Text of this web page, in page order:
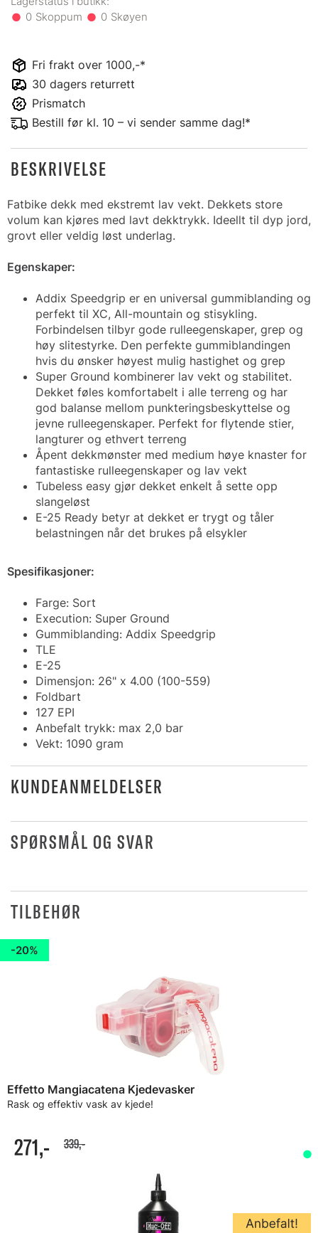
0 0
Fri frakt over 1000,-*
30 dagers returrett
Prismatch
Bestill før kl. 10 – vi sender samme dag!*
BESKRIVELSE
Fatbike dekk med ekstremt lav vekt. Dekkets store
volum kan kjøres med lavt dekktrykk. Ideellt til dyp jord,
grovt eller veldig løst underlag.
Egenskaper:
Addix Speedgrip er en universal gummiblanding og
perfekt til XC, All-mountain og stisykling.
Forbindelsen tilbyr gode rulleegenskaper, grep og
høy slitestyrke. Den perfekte gummiblandingen
hvis du ønsker høyest mulig hastighet og grep
Super Ground kombinerer lav vekt og stabilitet.
Dekket føles komfortabelt i alle terreng og har
god balanse mellom punkteringsbeskyttelse og
jevne rulleegenskaper. Perfekt for flytende stier,
langturer og ethvert terreng
Åpent dekkmønster med medium høye knaster for
fantastiske rulleegenskaper og lav vekt
Tubeless easy gjør dekket enkelt å sette opp
slangeløst
E-25 Ready betyr at dekket er trygt og tåler
belastningen når det brukes på elsykler
Spesifikasjoner:
Farge: Sort
Execution: Super Ground
Gummiblanding: Addix Speedgrip
TLE
E-25
Dimensjon: 26" x 4.00 (100-559)
Foldbart
127 EPI
Anbefalt trykk: max 2,0 bar
Vekt: 1090 gram
KUNDEANMELDELSER
SPØRSMÅL OG SVAR
TILBEHØR
20%
Effetto Mangiacatena Kjedevasker
Rask og effektiv vask av kjede!
271,- 339,-